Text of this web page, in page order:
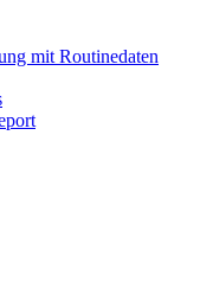
mit Routinedaten